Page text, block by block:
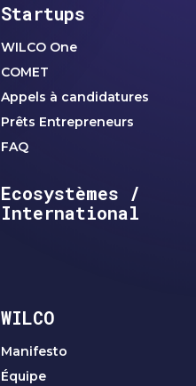
Startups
WILCO One
COMET
Appels à candidatures
Prêts Entrepreneurs
FAQ
Ecosystèmes /
International
WILCO
Manifesto
Équipe